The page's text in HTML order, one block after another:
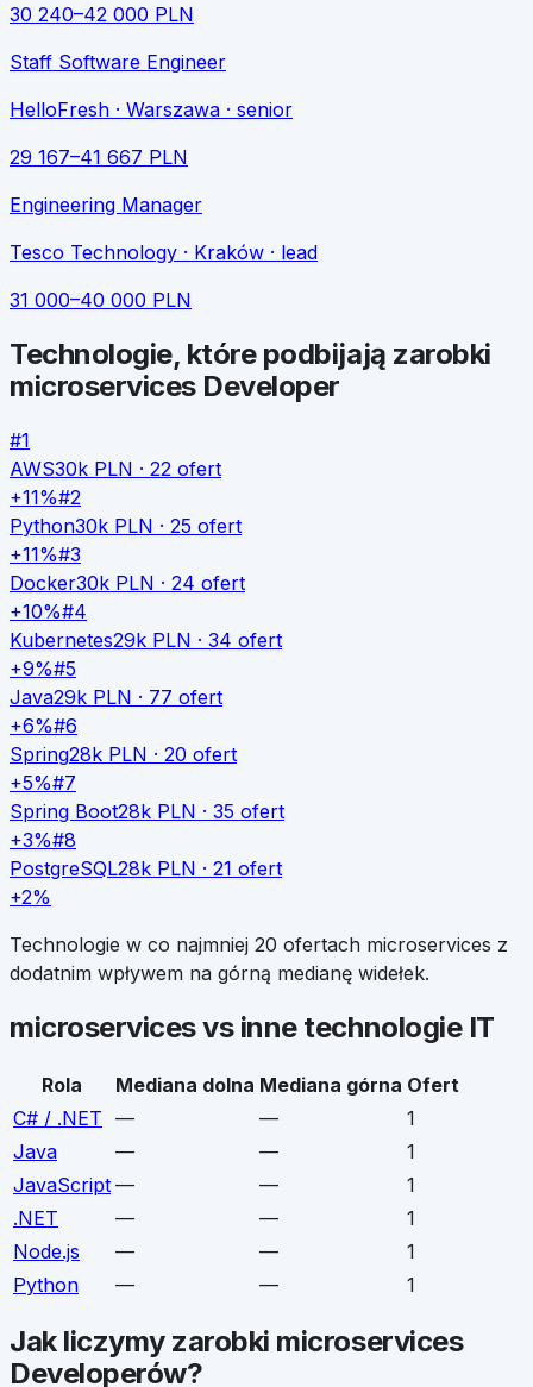
30 240–42 000 PLN
Staff Software Engineer
HelloFresh · Warszawa · senior
29 167–41 667 PLN
Engineering Manager
Tesco Technology · Kraków · lead
31 000–40 000 PLN
Technologie, które podbijają zarobki
microservices Developer
#1
AWS30k PLN · 22 ofert
+11%#2
Python30k PLN · 25 ofert
+11%#3
Docker30k PLN · 24 ofert
+10%#4
Kubernetes29k PLN · 34 ofert
+9%#5
Java29k PLN · 77 ofert
+6%#6
Spring28k PLN · 20 ofert
+5%#7
Spring Boot28k PLN · 35 ofert
+3%#8
PostgreSQL28k PLN · 21 ofert
+2%
Technologie w co najmniej 20 ofertach microservices z
dodatnim wpływem na górną medianę widełek.
microservicesvs inne technologie IT
Rola Mediana dolna Mediana górna Ofert
C# / .NET — —
1
Java
— —
1
JavaScript — —
1
.NET
— —
1
Node.js
— —
1
Python
— — 1
Jak liczymy zarobki microservices
Developerów?